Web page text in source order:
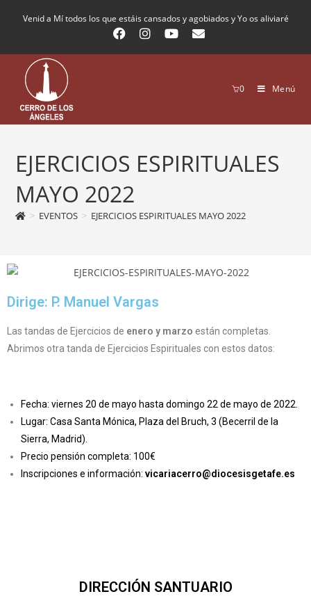
Venid a Mí todos los que estáis cansados y agobiados y Yo os aliviaré
0 Menú
EJERCICIOS ESPIRITUALES
MAYO 2022
> EVENTOS > EJERCICIOS ESPIRITUALES MAYO 2022
Dirige: P. Manuel Vargas
Las tandas de Ejercicios de enero y marzo están completas.
Abrimos otra tanda de Ejercicios Espirituales con estos datos:
Fecha: viernes 20 de mayo hasta domingo 22 de mayo de 2022.
Lugar: Casa Santa Mónica, Plaza del Bruch, 3 (Becerril de la
Sierra, Madrid).
Precio pensión completa: 100€
Inscripciones e información: vicariacerro@diocesisgetafe.es
DIRECCIÓN SANTUARIO